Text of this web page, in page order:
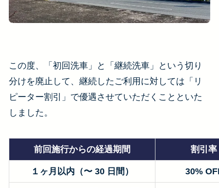
この度、「初回洗車」と「継続洗車」という切り
分けを廃止して、継続したご利用に対しては「リ
ピーター割引」で優遇させていただくことといた
しました。
前回施行からの経過期間 割引率
１ヶ月以内（〜 30 日間） 30%